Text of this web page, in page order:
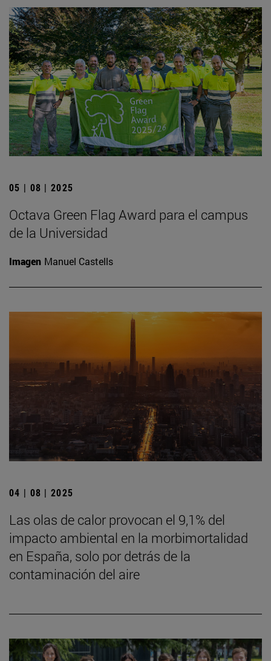
05 | 08 | 2025
Octava Green Flag Award para el campus
de la Universidad
Imagen Manuel Castells
04 | 08 | 2025
Las olas de calor provocan el 9,1% del
impacto ambiental en la morbimortalidad
en España, solo por detrás de la
contaminación del aire